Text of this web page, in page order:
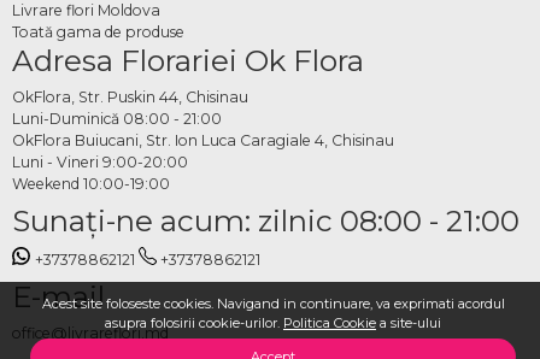
Acest site foloseste cookies. Navigand in continuare, va exprimati acordul
asupra folosirii cookie-urilor. Politica Cookie a site-ului
Livrare flori Moldova
Toată gama de produse
Adresa Florariei Ok Flora
OkFlora, Str. Puskin 44, Chisinau
Luni-Duminică 08:00 - 21:00
OkFlora Buiucani, Str. Ion Luca Caragiale 4, Chisinau
Luni - Vineri 9:00-20:00
Weekend 10:00-19:00
Sunaţi-ne acum: zilnic 08:00 - 21:00
+37378862121 +37378862121
E-mail
office@livrareflori.md